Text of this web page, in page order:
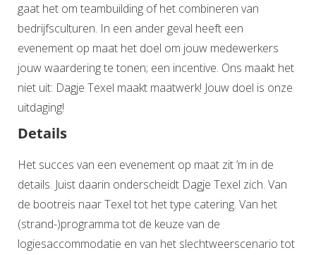
gaat het om teambuilding of het combineren van
bedrijfsculturen. In een ander geval heeft een
evenement op maat het doel om jouw medewerkers
jouw waardering te tonen; een incentive. Ons maakt het
niet uit: Dagje Texel maakt maatwerk! Jouw doel is onze
uitdaging!
Details
Het succes van een evenement op maat zit ’m in de
details. Juist daarin onderscheidt Dagje Texel zich. Van
de bootreis naar Texel tot het type catering. Van het
(strand-)programma tot de keuze van de
logiesaccommodatie en van het slechtweerscenario tot